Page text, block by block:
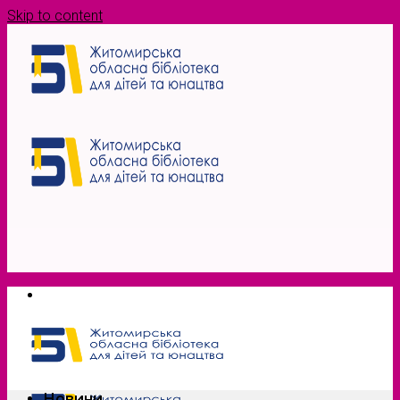
Skip to content